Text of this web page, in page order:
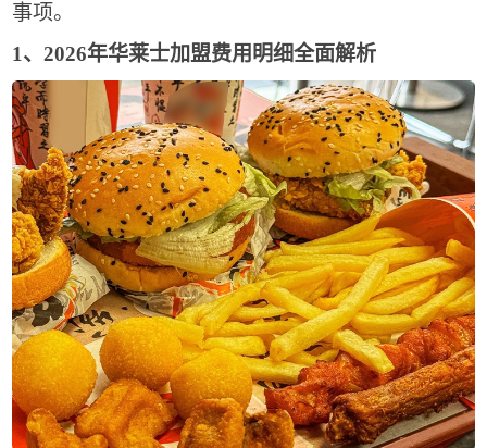
事项。
1、2026年华莱士加盟费用明细全面解析